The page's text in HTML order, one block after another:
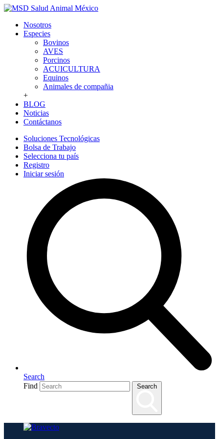
Nosotros
Especies
Bovinos
AVES
Porcinos
ACUICULTURA
Equinos
Animales de compañia
+
BLOG
Noticias
Contáctanos
Soluciones Tecnológicas
Bolsa de Trabajo
Selecciona tu país
Registro
Iniciar sesión
Search
Find
Search